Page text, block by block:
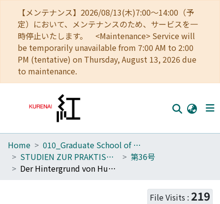
【メンテナンス】2026/08/13(木)7:00～14:00（予
定）において、メンテナンスのため、サービスを一
時停止いたします。 <Maintenance> Service will
be temporarily unavailable from 7:00 AM to 2:00
PM (tentative) on Thursday, August 13, 2026 due
to maintenance.
Home
Communities
Home
010_Graduate School of Letters
STUDIEN ZUR PRAKTISCHEN PHILOSOPHIE
第36号
Der Hintergrund von Husserls Begriff der Kundgebung und Kundnehmung
File Visits : 219